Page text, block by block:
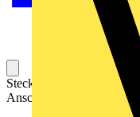
Steckbarer Leiterplatten-
Anschlusstechnologie für